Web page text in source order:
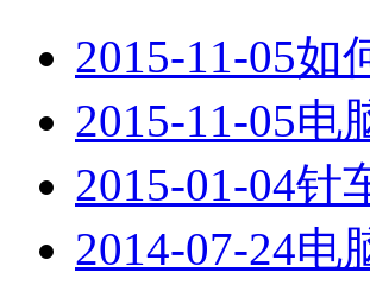
2015-11-05如
2015-11-05电
2015-01-04针
2014-07-24电